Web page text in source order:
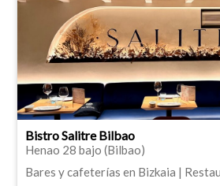
Bistro Salitre Bilbao
Henao 28 bajo (Bilbao)
Bares y cafeterías en Bizkaia |